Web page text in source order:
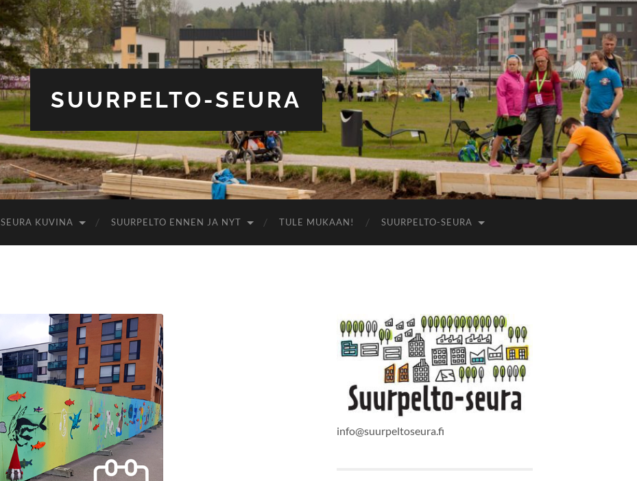
SUURPELTO-SEURA
SEURA KUVINA SUURPELTO ENNEN JA NYT TULE MUKAAN! SUURPELTO-SEURA
info@suurpeltoseura.fi